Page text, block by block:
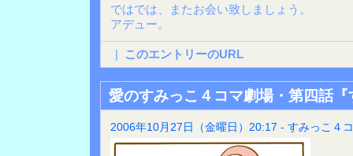
ではでは、またお会い致しましょう。
アデュー。
| このエントリーのURL
愛のすみっこ４コマ劇場・第四話
2006年10月27日（金曜日）20:17 - すみっこ４